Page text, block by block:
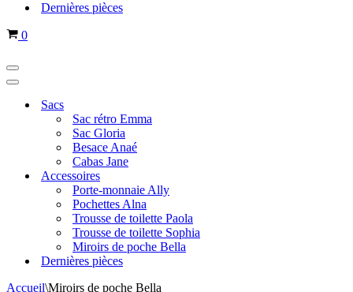
Dernières pièces
Panier
0
Menu
de
Menu
navigation
Sacs
Sac rétro Emma
Sac Gloria
Besace Anaé
Cabas Jane
Accessoires
Porte-monnaie Ally
Pochettes Alna
Trousse de toilette Paola
Trousse de toilette Sophia
Miroirs de poche Bella
Dernières pièces
Accueil\Miroirs de poche Bella